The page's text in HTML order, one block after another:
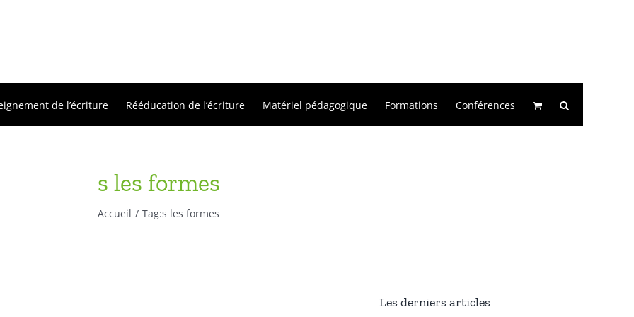
de l’écriture Rééducation de l’écriture Matériel pédagogique Formations Conférences
s les formes
Accueil Tag:s les formes
Les derniers articles